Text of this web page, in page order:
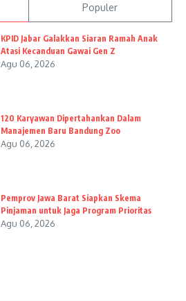
Populer
KPID Jabar Galakkan Siaran Ramah Anak
Atasi Kecanduan Gawai Gen Z
Agu 06, 2026
120 Karyawan Dipertahankan Dalam
Manajemen Baru Bandung Zoo
Agu 06, 2026
Pemprov Jawa Barat Siapkan Skema
Pinjaman untuk Jaga Program Prioritas
Agu 06, 2026